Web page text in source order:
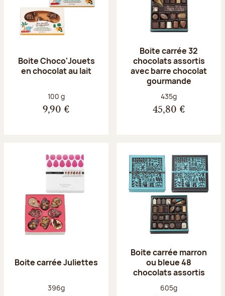
Boite Choco'Jouets
en chocolat au lait
Poids net :
100 g
9,90 €
Boite carrée 32
chocolats assortis
avec barre chocolat
gourmande
Poids net :
435g
45,80 €
Boite carrée Juliettes
Poids net :
396g
Boite carrée marron
ou bleue 48
chocolats assortis
Poids net :
605g